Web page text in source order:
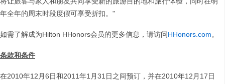
年全年的周末时段度假可享受折扣。"
如需了解成为Hilton HHonors会员的更多信息，请访问HHonors.com。
条款和条件
在2010年12月6日和2011年1月31日之间预订，并在2010年12月17日